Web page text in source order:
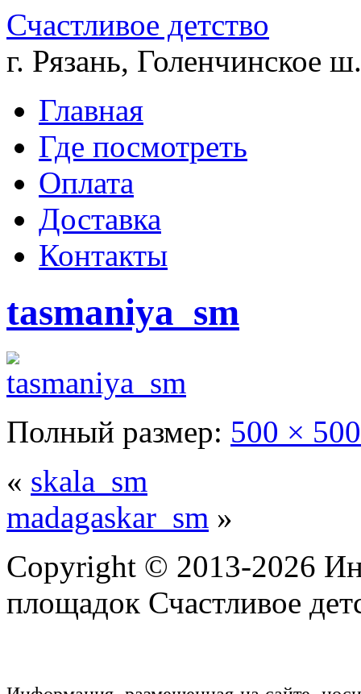
Счастливое детство
г. Рязань, Голенчинское
Главная
Где посмотреть
Оплата
Доставка
Контакты
tasmaniya_sm
Полный размер: 500 × 500
« skala_sm
madagaskar_sm »
Copyright © 2013-2026
площадок Счастливое